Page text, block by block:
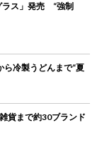
ラス」発売 “強制
冷製うどんまで“夏
貨まで約30ブランド